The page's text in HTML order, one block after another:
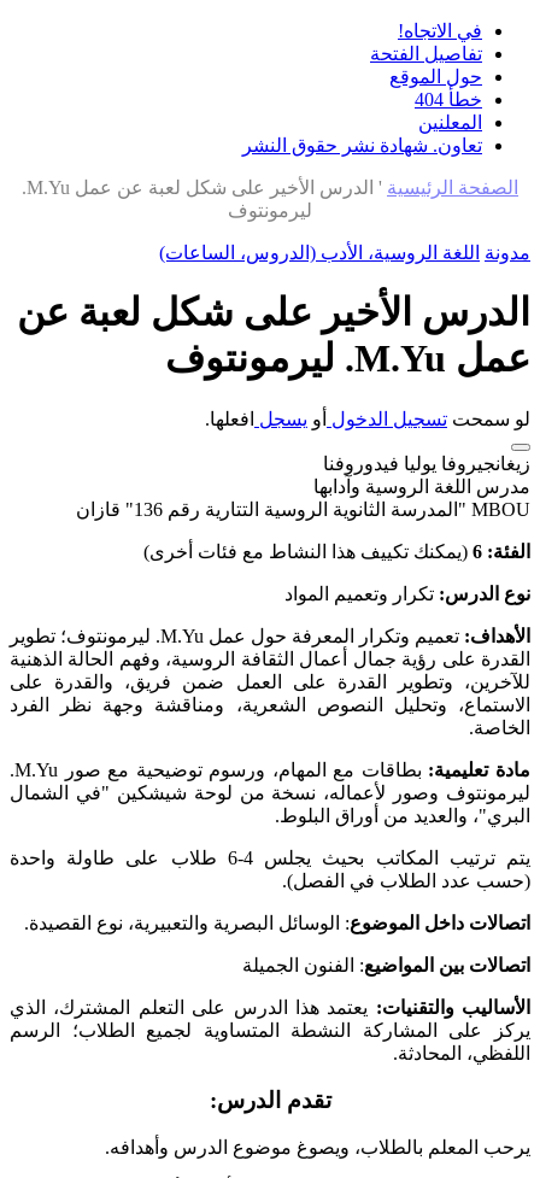
في الاتجاه!
تفاصيل الفتحة
حول الموقع
خطأ 404
المعلنين
تعاون. شهادة نشر حقوق النشر
الصفحة الرئيسية '
الدرس الأخير على شكل لعبة عن عمل M.Yu.
ليرمونتوف
مدونة اللغة الروسية، الأدب (الدروس، الساعات)
الدرس الأخير على شكل لعبة عن
عمل M.Yu. ليرمونتوف
لو سمحت تسجيل الدخول أو يسجل افعلها.
زيغانجيروفا يوليا فيدوروفنا
مدرس اللغة الروسية وآدابها
MBOU "المدرسة الثانوية الروسية التتارية رقم 136" قازان
الفئة: 6 (يمكنك تكييف هذا النشاط مع فئات أخرى)
نوع الدرس: تكرار وتعميم المواد
الأهداف:
تعميم وتكرار المعرفة حول عمل M.Yu. ليرمونتوف؛ تطوير
القدرة على رؤية جمال أعمال الثقافة الروسية، وفهم الحالة الذهنية
للآخرين، وتطوير القدرة على العمل ضمن فريق، والقدرة على
الاستماع، وتحليل النصوص الشعرية، ومناقشة وجهة نظر الفرد
الخاصة.
مادة تعليمية:
بطاقات مع المهام، ورسوم توضيحية مع صور M.Yu.
ليرمونتوف وصور لأعماله، نسخة من لوحة شيشكين "في الشمال
البري"، والعديد من أوراق البلوط.
يتم ترتيب المكاتب بحيث يجلس 4-6 طلاب على طاولة واحدة
(حسب عدد الطلاب في الفصل).
اتصالات داخل الموضوع: الوسائل البصرية والتعبيرية، نوع القصيدة.
اتصالات بين المواضيع: الفنون الجميلة
الأساليب والتقنيات: يعتمد هذا الدرس على التعلم المشترك، الذي
يركز على المشاركة النشطة المتساوية لجميع الطلاب؛ الرسم
اللفظي، المحادثة.
تقدم الدرس:
يرحب المعلم بالطلاب، ويصوغ موضوع الدرس وأهدافه.